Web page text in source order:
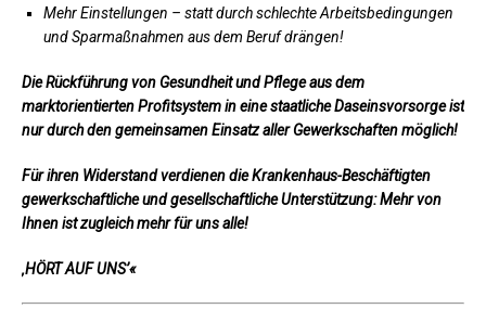
Mehr Einstellungen – statt durch schlechte Arbeitsbedingungen
und Sparmaßnahmen aus dem Beruf drängen!
Die Rückführung von Gesundheit und Pflege aus dem
marktorientierten Profitsystem in eine staatliche Daseinsvorsorge ist
nur durch den gemeinsamen Einsatz aller Gewerkschaften möglich!
Für ihren Widerstand verdienen die Krankenhaus-Beschäftigten
gewerkschaftliche und gesellschaftliche Unterstützung: Mehr von
Ihnen ist zugleich mehr für uns alle!
‚HÖRT AUF UNS’«